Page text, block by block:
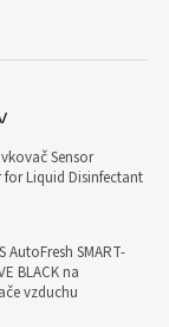
Sensor
for Liquid Disinfectant
AutoFresh SMART-
BLACK na
vzduchu